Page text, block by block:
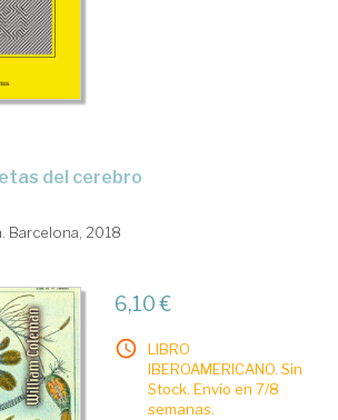
del cerebro
Barcelona, 2018
6,10 €
LIBRO
IBEROAMERICANO. Sin
Stock. Envío en 7/8
semanas.